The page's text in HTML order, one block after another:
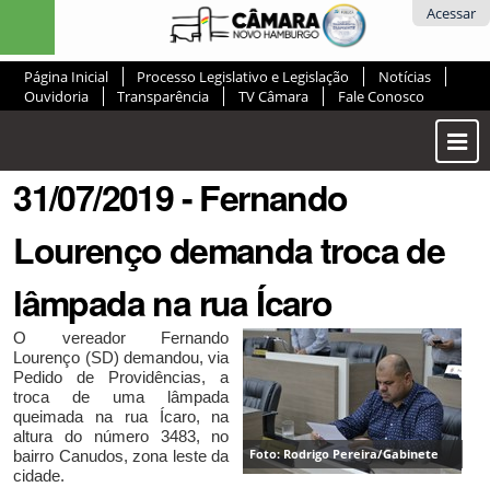
Acessar
Página Inicial Processo Legislativo e Legislação
Notícias
Ouvidoria
Transparência TV Câmara Fale Conosco
ou
31/07/2019 - Fernando
Lourenço demanda troca de
lâmpada na rua Ícaro
Foto: Rodrigo Pereira/Gabinete
O vereador Fernando
Lourenço (SD) demandou, via
Pedido de Providências, a
troca de uma lâmpada
queimada na rua Ícaro, na
altura do número 3483, no
bairro Canudos, zona leste da
cidade.